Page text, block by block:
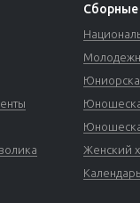
Сборные
Женский